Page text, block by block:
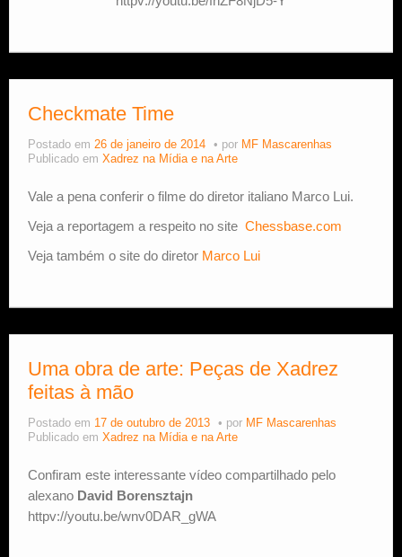
Checkmate Time
Postado em 26 de janeiro de 2014 por MF Mascarenhas
Publicado em Xadrez na Mídia e na Arte
Vale a pena conferir o filme do diretor italiano Marco Lui.
Veja a reportagem a respeito no site Chessbase.com
Veja também o site do diretor Marco Lui
Uma obra de arte: Peças de Xadrez
feitas à mão
Postado em 17 de outubro de 2013 por MF Mascarenhas
Publicado em Xadrez na Mídia e na Arte
Confiram este interessante vídeo compartilhado pelo
alexano David Borensztajn
httpv://youtu.be/wnv0DAR_gWA